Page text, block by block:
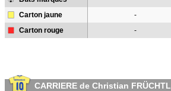
Carton jaune -
Carton rouge -
CARRIERE de Christian FRÜCHTL